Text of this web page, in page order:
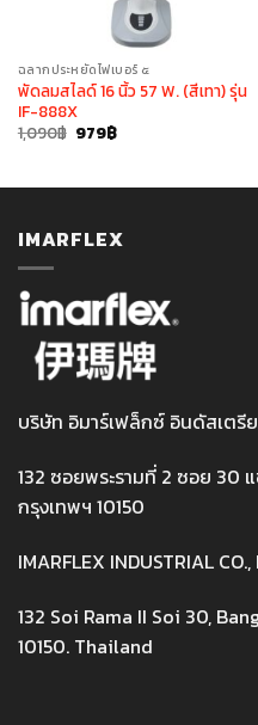
ฉลากประหยัดไฟเบอร์ ๕
พัดลมสไลด์ 16 นิ้ว 57 W. (สีเทา) รุ่น
IF-888X
1,090฿ Original
price
979฿Current
IMARFLEX
บริษัท อิมาร์เฟล็กซ์ อินดัสเตรี
132 ซอยพระรามที่ 2 ซอย 30
กรุงเทพฯ 10150
IMARFLEX INDUSTRIAL CO.,
132 Soi Rama II Soi 30,
10150. Thailand